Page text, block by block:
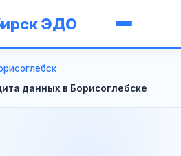
ЭДО
данных в Борисоглебске